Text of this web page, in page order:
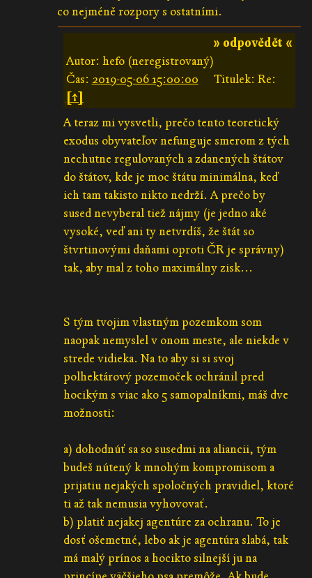
co nejméně rozpory s ostatními.
» odpovědět «
Autor: hefo (neregistrovaný)
Čas: 2019-05-06 15:00:00
Titulek: Re:
[↑]
A teraz mi vysvetli, prečo tento teoretický
exodus obyvateľov nefunguje smerom z tých
nechutne regulovaných a zdanených štátov
do štátov, kde je moc štátu minimálna, keď
ich tam takisto nikto nedrží. A prečo by
sused nevyberal tiež nájmy (je jedno aké
vysoké, veď ani ty netvrdíš, že štát so
štvrtinovými daňami oproti ČR je správny)
tak, aby mal z toho maximálny zisk...
S tým tvojim vlastným pozemkom som
naopak nemyslel v onom meste, ale niekde v
strede vidieka. Na to aby si si svoj
polhektárový pozemoček ochránil pred
hocikým s viac ako 5 samopalníkmi, máš dve
možnosti:
a) dohodnúť sa so susedmi na aliancii, tým
budeš nútený k mnohým kompromisom a
prijatiu nejakých spoločných pravidiel, ktoré
ti až tak nemusia vyhovovať.
b) platiť nejakej agentúre za ochranu. To je
dosť ošemetné, lebo ak je agentúra slabá, tak
má malý prínos a hocikto silnejší ju na